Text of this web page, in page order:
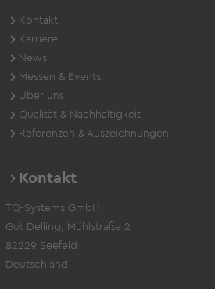
Kontakt
Karriere
News
Messen & Events
Über uns
Qualität & Nachhaltigkeit
Referenzen & Auszeichnungen
Kontakt
TQ-Systems GmbH
Gut Delling, Mühlstraße 2
82229 Seefeld
Deutschland